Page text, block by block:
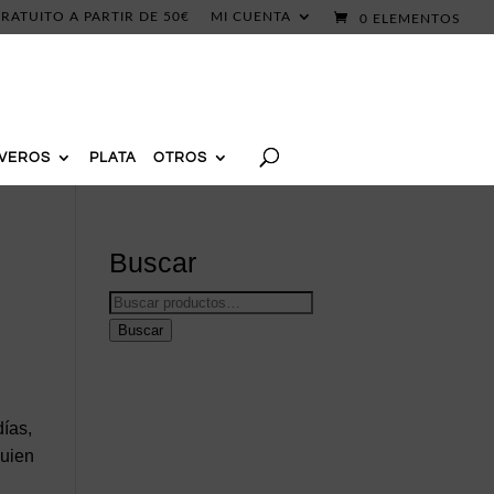
A PARTIR DE 50€ MI CUENTA 0 ELEMENTOS
PLATA OTROS
Buscar
Buscar
por:
Buscar